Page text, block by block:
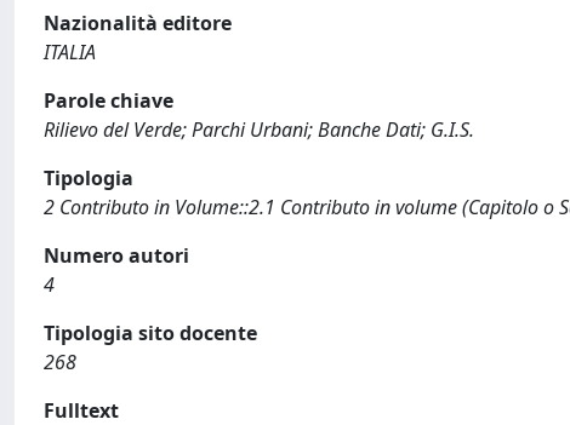
Nazionalità editore
ITALIA
Parole chiave
Rilievo del Verde; Parchi Urbani; Banche Dati; G.I.S.
Tipologia
2 Contributo in Volume::2.1 Contributo in volume (Capitolo o
Numero autori
4
Tipologia sito docente
268
Fulltext